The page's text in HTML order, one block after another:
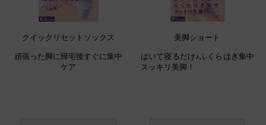
クイックリセットソックス
頑張った脚に帰宅後すぐに集中
ケア
美脚ショート
はいて寝るだけ♪ふくらはぎ集中
スッキリ美脚！